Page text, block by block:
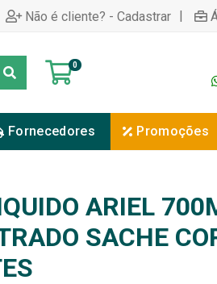
Não é cliente? - Cadastrar |
0
Fornecedores Promoções
ARIEL
SACHE